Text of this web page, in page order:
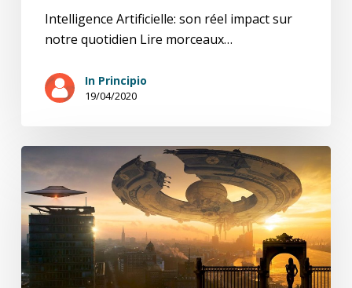
Intelligence Artificielle: son réel impact sur
notre quotidien Lire morceaux…
In Principio
19/04/2020
L’Intelligence
artificielle
et
nous
(3
4